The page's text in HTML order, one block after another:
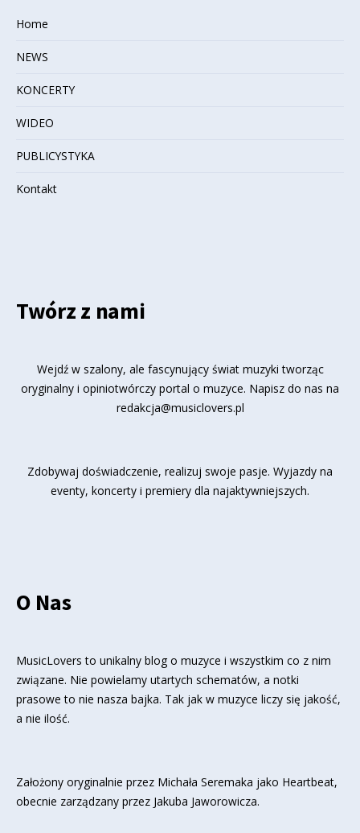
Home
NEWS
KONCERTY
WIDEO
PUBLICYSTYKA
Kontakt
Twórz z nami
Wejdź w szalony, ale fascynujący świat muzyki tworząc
oryginalny i opiniotwórczy portal o muzyce. Napisz do nas na
redakcja@musiclovers.pl
Zdobywaj doświadczenie, realizuj swoje pasje. Wyjazdy na
eventy, koncerty i premiery dla najaktywniejszych.
O Nas
MusicLovers to unikalny blog o muzyce i wszystkim co z nim
związane. Nie powielamy utartych schematów, a notki
prasowe to nie nasza bajka. Tak jak w muzyce liczy się jakość,
a nie ilość.
Założony oryginalnie przez Michała Seremaka jako Heartbeat,
obecnie zarządzany przez Jakuba Jaworowicza.